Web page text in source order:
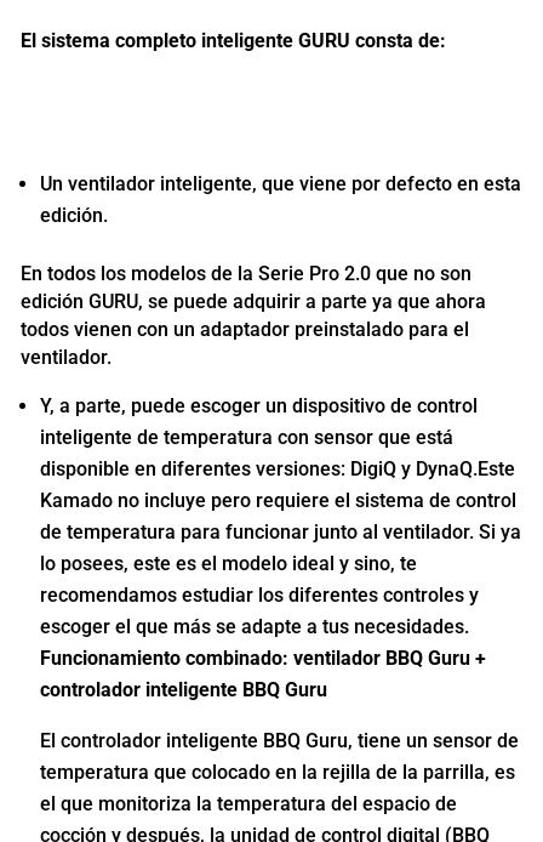
El sistema completo inteligente GURU consta de:
Un ventilador inteligente, que viene por defecto en esta
edición.
En todos los modelos de la Serie Pro 2.0 que no son
edición GURU, se puede adquirir a parte ya que ahora
todos vienen con un adaptador preinstalado para el
ventilador.
Y, a parte, puede escoger un dispositivo de control
inteligente de temperatura con sensor que está
disponible en diferentes versiones: DigiQ y DynaQ.Este
Kamado no incluye pero requiere el sistema de control
de temperatura para funcionar junto al ventilador. Si ya
lo posees, este es el modelo ideal y sino, te
recomendamos estudiar los diferentes controles y
escoger el que más se adapte a tus necesidades.
Funcionamiento combinado: ventilador BBQ Guru +
controlador inteligente BBQ Guru
El controlador inteligente BBQ Guru, tiene un sensor de
temperatura que colocado en la rejilla de la parrilla, es
el que monitoriza la temperatura del espacio de
cocción y después, la unidad de control digital (BBQ